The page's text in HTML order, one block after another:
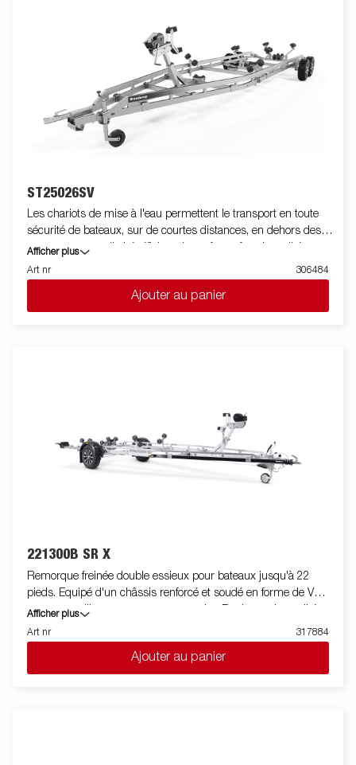
s'adapter à votre bateau. La potence de treuil est également
équipée d'une chaine de sécurité supplémentaire pour
sécuriser votre bateau sur la remorque lors du transport. Les
feux télescopiques réglables facilitent l'utilisation de la remorque
pour bateau, offrant une plus grande flexibilité, commodité et
sécurité sur la route. L'ensemble de feu est entièrement
étanche, y compris le connecteur et le faiceau. Les images sont
ST25026SV
Les chariots de mise à l'eau permettent le transport en toute
sécurité de bateaux, sur de courtes distances, en dehors des
routes ouvertes . Ils bénéficient des mêmes fonctionnalités que
les porte bateaux grâce au treuil et rouleaux réglables. Les
images ne sont données qu'à titre indicatif et peuvent présenter
des équipements optionnels
Afficher plus
Art nr
306484
Ajouter au panier
221300B SR X
Remorque freinée double essieux pour bateaux jusqu'à 22
pieds. Equipé d'un châssis renforcé et soudé en forme de V
pour un meilleur comportement routier. Rouleaux de qualité
supérieure pour diminuer les contraintes sur la coque du
bateau. Berceau arrière inclinable et doubles rouleaux latéraux
réglables pour s'adapter facilement à votre bateau. Chassis
galvanisé à chaud pour la protection et la durée de vie de votre
Afficher plus
Art nr
317884
Ajouter au panier